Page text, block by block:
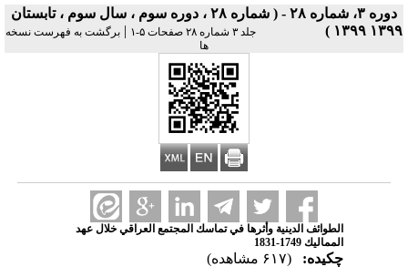
دوره ۳، شماره ۲۸ - ( شماره ۲۸ ، دوره سوم ، سال سوم ، تابستان
۱۳۹۹ ۱۳۹۹ )
جلد ۳ شماره ۲۸ صفحات ۵-۱ | برگشت به فهرست نسخه
ها
الطوائف الدينية وأثرها في تماسك المجتمع العراقي خلال عهد
المماليك 1749-1831
چکیده:
(۶۱۷ مشاهده)